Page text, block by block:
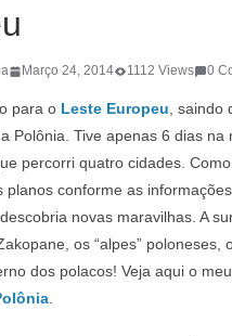
Março 24, 2014 1112 Views 0
para o Leste Europeu , saindo
Polônia. Tive apenas 6 dias na
percorri quatro cidades.
planos conforme as informações
novas maravilhas. A
os “alpes” poloneses,
dos polacos! Veja aqui o meu